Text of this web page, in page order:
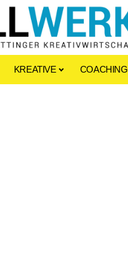
KREATIVE COACHING